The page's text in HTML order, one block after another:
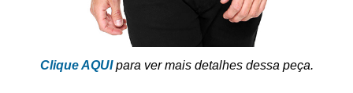
Clique AQUIpara ver mais detalhes dessa peça.